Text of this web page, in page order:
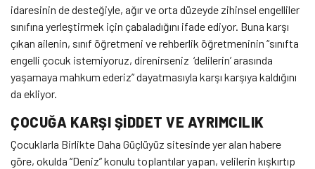
idaresinin de desteğiyle, ağır ve orta düzeyde zihinsel engelliler
sınıfına yerleştirmek için çabaladığını ifade ediyor. Buna karşı
çıkan ailenin, sınıf öğretmeni ve rehberlik öğretmeninin “sınıfta
engelli çocuk istemiyoruz, direnirseniz ‘delilerin’ arasında
yaşamaya mahkum ederiz” dayatmasıyla karşı karşıya kaldığını
da ekliyor.
ÇOCUĞA KARŞI ŞİDDET VE AYRIMCILIK
Çocuklarla Birlikte Daha Güçlüyüz sitesinde yer alan habere
göre, okulda “Deniz” konulu toplantılar yapan, velilerin kışkırtıp